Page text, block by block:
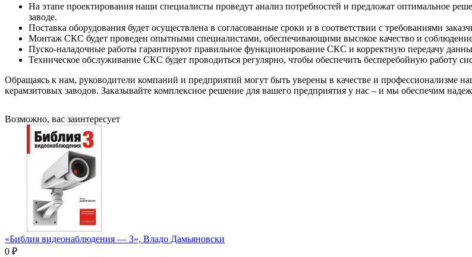
На этапе проектирования наши специалисты проведут анализ потребностей и предложат оптимальное
заводе.
Поставка оборудования будет осуществлена в согласованные сроки и в соответствии с требованиями
Монтаж СКС будет проведен опытными специалистами, обеспечивающими высокое качество и соблюдение
Пуско-наладочные работы гарантируют правильное функционирование СКС и корректную передачу
Техническое обслуживание СКС будет проводиться регулярно, чтобы обеспечить бесперебойную работу
Обращаясь к нам, руководители компаний и предприятий могут быть уверены в качестве и профессионализме
керамзитовых заводов. Заказывайте комплексное решение для вашего предприятия у нас – и мы обеспечим
Возможно, вас заинтересует
«Библия видеонаблюдения — 3», Владо Дамьяновски
0 ₽